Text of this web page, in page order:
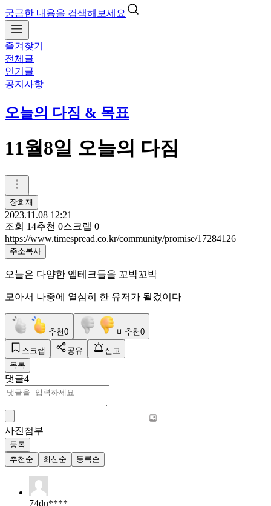
궁금한 내용을 검색해보세요
즐겨찾기
전체글
인기글
공지사항
오늘의 다짐 & 목표
11월8일 오늘의 다짐
장희재
2023.11.08 12:21
조회 14추천 0스크랩 0
https://www.timespread.co.kr/community/promise/17284126
주소복사
오늘은 다양한 앱테크들을 꼬박꼬박
모아서 나중에 열심히 한 유저가 될겄이다
추천0 비추천0
스크랩 공유
신고
목록
댓글4
사진첨부
등록
추천순
최신순 등록순
74du****